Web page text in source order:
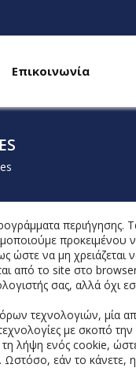
Επικοινωνία
περιήγησης.
προκειμένου
ώστε να μη
από το site στο
σας, αλλά όχι
τεχνολογιών, μία
με σκοπό
λήψη ενός cookie,
εάν το κάνετε, η